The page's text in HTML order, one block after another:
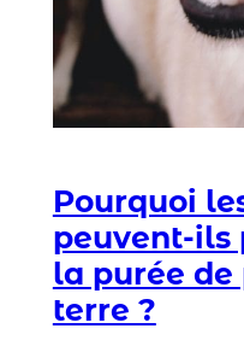
Pourquoi
peuvent-ils
la purée de
terre ?